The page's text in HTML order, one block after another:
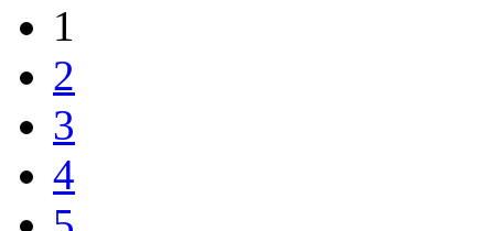
1
2
3
4